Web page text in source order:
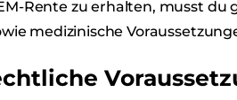
Rente zu erhalten, musst du
medizinische